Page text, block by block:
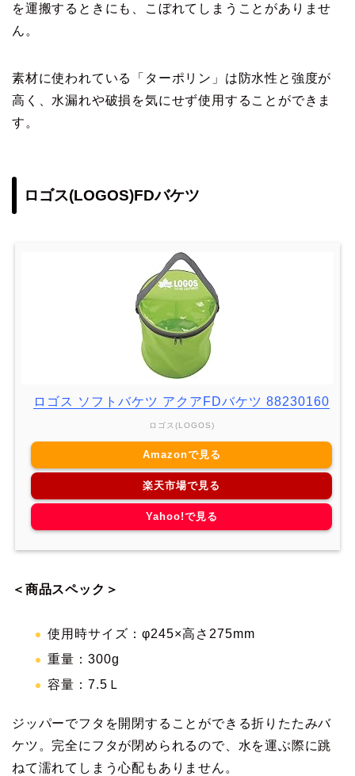
を運搬するときにも、こぼれてしまうことがありませ
ん。
素材に使われている「ターポリン」は防水性と強度が
高く、水漏れや破損を気にせず使用することができま
す。
ロゴス(LOGOS)FDバケツ
ロゴス ソフトバケツ アクアFDバケツ 88230160
ロゴス(LOGOS)
Amazonで見る
楽天市場で見る
Yahoo!で見る
＜商品スペック＞
使用時サイズ：φ245×高さ275mm
重量：300g
容量：7.5Ｌ
ジッパーでフタを開閉することができる折りたたみバ
ケツ。完全にフタが閉められるので、水を運ぶ際に跳
ねて濡れてしまう心配もありません。